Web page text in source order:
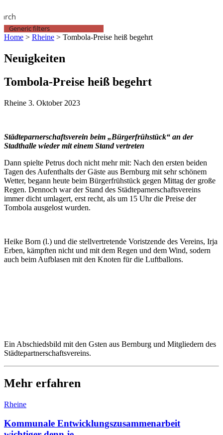
Generic filters
Home > Rheine > Tombola-Preise heiß begehrt
Neuigkeiten
Tombola-Preise heiß begehrt
Rheine 3. Oktober 2023
Städteparnerschaftsverein beim „Bürgerfrühstück“ an der
Stadthalle wieder mit einem Stand vertreten
Dann spielte Petrus doch nicht mehr mit: Nach den ersten beiden
Tagen des Aufenthalts der Gäste aus Bernburg mit sehr schönem
Wetter, begann heute beim Bürgerfrühstück gegen Mittag der große
Regen. Dennoch war der Stand des Städteparnerschaftsvereins
immer dicht umlagert, erst recht, als um 15 Uhr die Preise der
Tombola ausgelost wurden.
Heike Born (l.) und die stellvertretende Voristzende des Vereins, Irja
Erben, kämpften nicht und mit dem Regen und dem Wind, sodern
auch beim Aufblasen mit den Knoten für die Luftballons.
Ein Abschiedsbild mit den Gsten aus Bernburg und Mitgliedern des
Städtepartnerschaftsvereins.
Mehr erfahren
Rheine
Kommunale Entwicklungszusammenarbeit